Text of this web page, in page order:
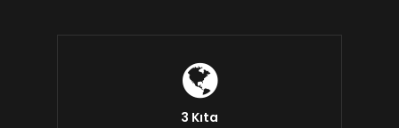
3 Kıta